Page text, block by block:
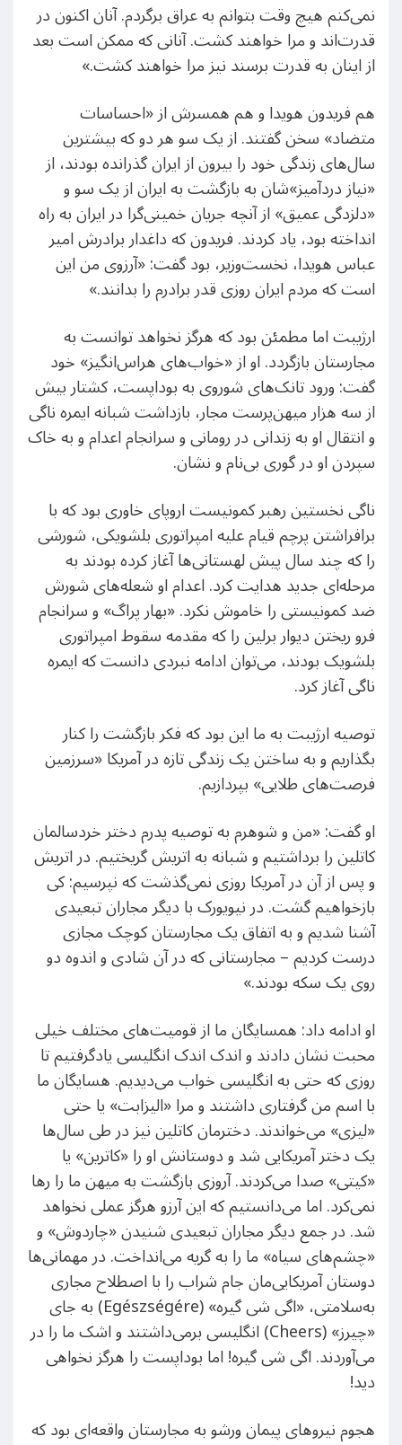
نمی‌کنم هیچ وقت بتوانم به عراق برگردم. آنان اکنون در
قدرت‌اند و مرا خواهند کشت. آنانی که ممکن است بعد
از اینان به قدرت برسند نیز مرا خواهند کشت.»
هم فریدون هویدا و هم همسرش از «احساسات
متضاد» سخن گفتند. از یک سو هر دو که بیشترین
سال‌های زندگی خود را بیرون از ایران گذرانده بودند، از
«نیاز دردآمیز»شان به بازگشت به ایران از یک سو و
«دلزدگی عمیق» از آنچه جریان خمینی‌گرا در ایران به راه
انداخته بود، یاد کردند. فریدون که داغدار برادرش امیر
عباس هویدا، نخست‌وزیر، بود گفت: «آرزوی من این
است که مردم ایران روزی قدر برادرم را بدانند.»
ارژیبت اما مطمئن بود که هرگز نخواهد توانست به
مجارستان بازگردد. او از «خواب‌های هراس‌انگیز» خود
گفت: ورود تانک‌‌های شوروی به بوداپست، کشتار بیش
از سه هزار میهن‌پرست مجار، بازداشت شبانه ایمره ناگی
و انتقال او به زندانی در رومانی و سرانجام اعدام و به خاک
سپردن او در گوری بی‌نام و نشان.
ناگی نخستین رهبر کمونیست اروپای خاوری بود که با
برافراشتن پرچم قیام علیه امپراتوری بلشویکی، شورشی
را که چند سال پیش لهستانی‌ها آغاز کرده بودند به
مرحله‌ای جدید هدایت کرد. اعدام او شعله‌های شورش
ضد کمونیستی را خاموش نکرد. «بهار پراگ» و سرانجام
فرو ریختن دیوار برلین را که مقدمه سقوط امپراتوری
بلشویک بودند، می‌توان ادامه نبردی دانست که ایمره
ناگی آغاز کرد.
توصیه ارژیبت به ما این بود که فکر بازگشت را کنار
بگذاریم و به ساختن یک زندگی تازه در آمریکا «سرزمین
فرصت‌های طلایی» بپردازیم.
او گفت: «من و شوهرم به توصیه پدرم دختر خردسالمان
کاتلین را برداشتیم و شبانه به اتریش گریختیم. در اتریش
و پس از آن در آمریکا روزی نمی‌گذشت که نپرسیم: کی
بازخواهیم گشت. در نیویورک با دیگر مجاران تبعیدی
آشنا شدیم و به اتفاق یک مجارستان کوچک مجازی
درست کردیم – مجارستانی که در آن شادی و اندوه دو
روی یک سکه بودند.»
او ادامه داد: همسایگان ما از قومیت‌های مختلف خیلی
محبت نشان دادند و اندک اندک انگلیسی یادگرفتیم تا
روزی که حتی به انگلیسی خواب می‌دیدیم. هسایگان ما
با اسم من گرفتاری داشتند و مرا «الیزابت» یا حتی
«لیزی» می‌خواندند. دخترمان کاتلین نیز در طی سال‌ها
یک دختر آمریکایی شد و دوستانش او را «کاترین» یا
«کیتی» صدا می‌‌کردند. آروزی بازگشت به میهن ما را رها
نمی‌کرد. اما می‌دانستیم که این آرزو هرگز عملی نخواهد
شد. در جمع دیگر مجاران تبعیدی شنیدن «چاردوش» و
«چشم‌‌های سیاه» ما را به گریه می‌انداخت. در مهمانی‌ها
دوستان آمریکایی‌مان جام شراب را با اصطلاح مجاری
به‌سلامتی، «اگی شی گیره» (Egészségére) به جای
«چیرز» (Cheers) انگلیسی برمی‌داشتند و اشک ما را در
می‌آوردند. اگی شی گیره! اما بوداپست را هرگز نخواهی
دید!
هجوم نیروهای پیمان ورشو به مجارستان واقعه‌ای بود که